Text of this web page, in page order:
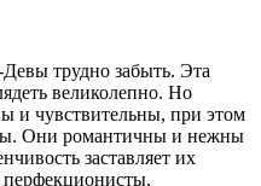
трудно забыть. Эта
великолепно. Но
и чувствительны, при этом
Они романтичны и нежны
заставляет их